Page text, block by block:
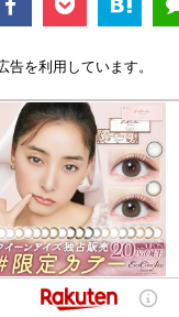
を利用しています。